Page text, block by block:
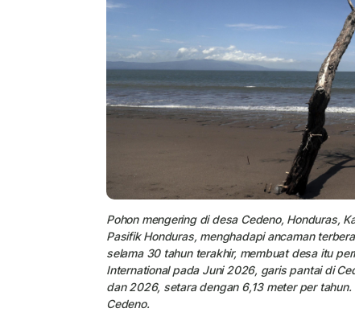
Pohon mengering di desa Cedeno, Honduras,
Pasifik Honduras, menghadapi ancaman
selama 30 tahun terakhir, membuat desa itu
International pada Juni 2026, garis pantai di
dan 2026, setara dengan 6,13 meter per
Cedeno.